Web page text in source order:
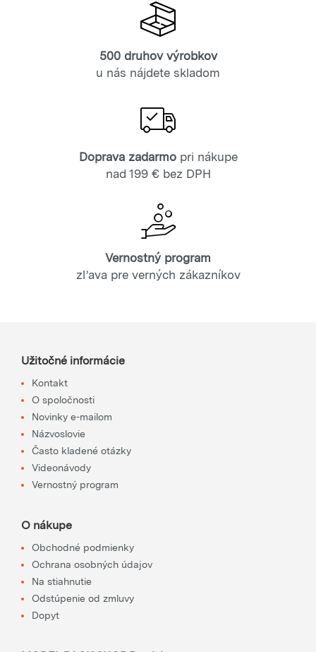
500 druhov výrobkov
u nás nájdete skladom
Doprava zadarmopri nákupe
nad 199 € bez DPH
Vernostný program
zľava pre verných zákazníkov
Užitočné informácie
Kontakt
O spoločnosti
Novinky e-mailom
Názvoslovie
Často kladené otázky
Videonávody
Vernostný program
O nákupe
Obchodné podmienky
Ochrana osobných údajov
Na stiahnutie
Odstúpenie od zmluvy
Dopyt